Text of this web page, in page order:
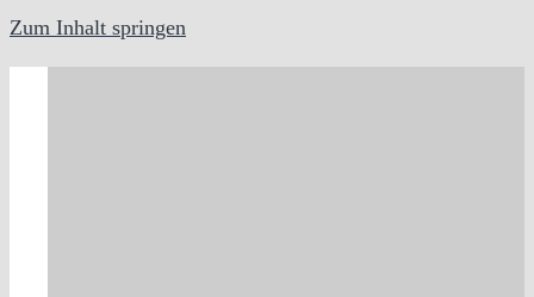
Zum Inhalt springen